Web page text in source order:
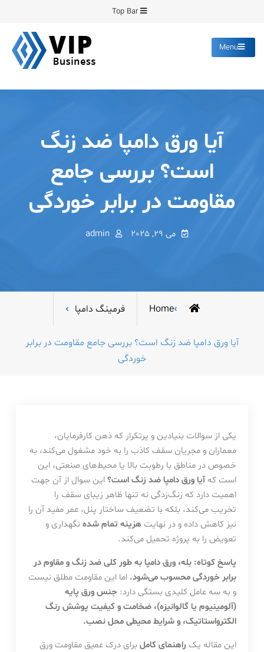
content
Top Bar
Menu
آیا ورق دامپا ضد زنگ
است؟ بررسی جامع
مقاومت در برابر خوردگی
می 29, 2025 admin
Home فرمینگ دامپا
آیا ورق دامپا ضد زنگ است؟ بررسی جامع مقاومت در برابر
خوردگی
یکی از سوالات بنیادین و پرتکرار که ذهن کارفرمایان،
معماران و مجریان سقف کاذب را به خود مشغول می‌کند، به
خصوص در مناطق با رطوبت بالا یا محیط‌های صنعتی، این
است که آیا ورق دامپا ضد زنگ است؟این سوال از آن جهت
اهمیت دارد که زنگ‌زدگی نه تنها ظاهر زیبای سقف را
تخریب می‌کند، بلکه با تضعیف ساختار پنل، عمر مفید آن را
نیز کاهش داده و در نهایت هزینه تمام شدهنگهداری و
تعویض را به پروژه تحمیل می‌کند.
پاسخ کوتاه: بله، ورق دامپا به طور کلی ضد زنگ و مقاوم در
برابر خوردگی محسوب می‌شود. اما این مقاومت مطلق نیست
و به سه عامل کلیدی بستگی دارد: جنس ورق پایه
(آلومینیوم یا گالوانیزه)، ضخامت و کیفیت پوشش رنگ
الکترواستاتیک، و شرایط محیطی محل نصب.
این مقاله یک راهنمای کاملبرای درک عمیق مقاومت ورق